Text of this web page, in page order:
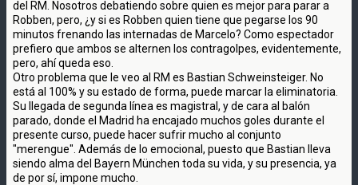
del RM. Nosotros debatiendo sobre quien es mejor para parar a
Robben, pero, ¿y si es Robben quien tiene que pegarse los 90
minutos frenando las internadas de Marcelo? Como espectador
prefiero que ambos se alternen los contragolpes, evidentemente,
pero, ahí queda eso.
Otro problema que le veo al RM es Bastian Schweinsteiger. No
está al 100% y su estado de forma, puede marcar la eliminatoria.
Su llegada de segunda línea es magistral, y de cara al balón
parado, donde el Madrid ha encajado muchos goles durante el
presente curso, puede hacer sufrir mucho al conjunto
"merengue". Además de lo emocional, puesto que Bastian lleva
siendo alma del Bayern München toda su vida, y su presencia, ya
de por sí, impone mucho.